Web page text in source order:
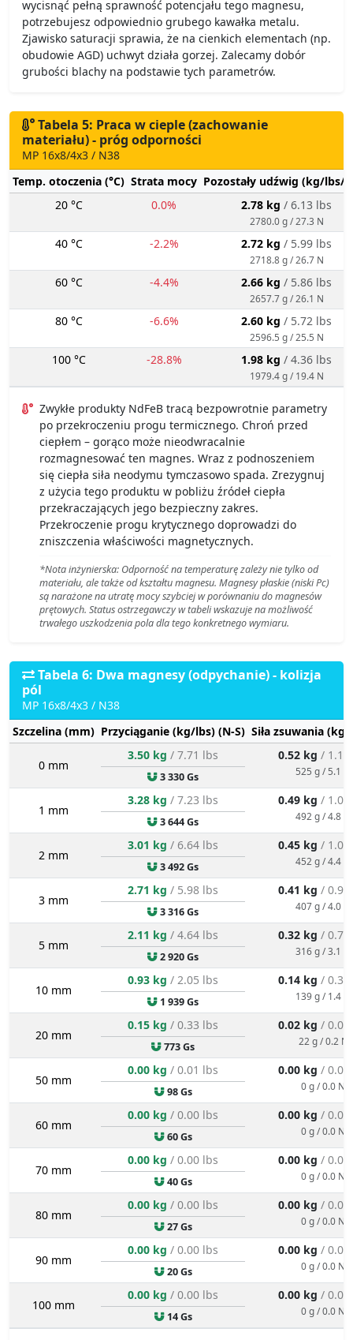
wycisnąć pełną sprawność potencjału tego magnesu,
potrzebujesz odpowiednio grubego kawałka metalu.
Zjawisko saturacji sprawia, że na cienkich elementach (np.
obudowie AGD) uchwyt działa gorzej. Zalecamy dobór
grubości blachy na podstawie tych parametrów.
Tabela 5: Praca w cieple (zachowanie
materiału) - próg odporności
MP 16x8/4x3 / N38
Temp. otoczenia (°C) Strata mocy Pozostały udźwig (kg/lbs/
20 °C
0.0% 2.78 kg / 6.13 lbs
2780.0 g / 27.3 N
40 °C -2.2% 2.72 kg / 5.99 lbs
2718.8 g / 26.7 N
60 °C -4.4% 2.66 kg / 5.86 lbs
2657.7 g / 26.1 N
80 °C -6.6% 2.60 kg / 5.72 lbs
2596.5 g / 25.5 N
100 °C -28.8% 1.98 kg / 4.36 lbs
1979.4 g / 19.4 N
Zwykłe produkty NdFeB tracą bezpowrotnie parametry
po przekroczeniu progu termicznego. Chroń przed
ciepłem – gorąco może nieodwracalnie
rozmagnesować ten magnes. Wraz z podnoszeniem
się ciepła siła neodymu tymczasowo spada. Zrezygnuj
z użycia tego produktu w pobliżu źródeł ciepła
przekraczających jego bezpieczny zakres.
Przekroczenie progu krytycznego doprowadzi do
zniszczenia właściwości magnetycznych.
*Nota inżynierska: Odporność na temperaturę zależy nie tylko od
materiału, ale także od kształtu magnesu. Magnesy płaskie (niski Pc)
są narażone na utratę mocy szybciej w porównaniu do magnesów
prętowych. Status ostrzegawczy w tabeli wskazuje na możliwość
trwałego uszkodzenia pola dla tego konkretnego wymiaru.
Tabela 6: Dwa magnesy (odpychanie) - kolizja
pól
MP 16x8/4x3 / N38
Szczelina (mm) Przyciąganie (kg/lbs) (N-S) Siła zsuwania
0 mm
3.50 kg / 7.71 lbs
3 330 Gs
0.52 kg / 1.16
525 g / 5.1 N
1 mm
3.28 kg / 7.23 lbs
3 644 Gs
0.49 kg / 1.08
492 g / 4.8 N
2 mm
3.01 kg / 6.64 lbs
3 492 Gs
0.45 kg / 1.00
452 g / 4.4 N
3 mm
2.71 kg / 5.98 lbs
3 316 Gs
0.41 kg / 0.90
407 g / 4.0 N
5 mm
2.11 kg / 4.64 lbs
2 920 Gs
0.32 kg / 0.70
316 g / 3.1 N
10 mm
0.93 kg / 2.05 lbs
1 939 Gs
0.14 kg / 0.31
139 g / 1.4 N
20 mm
0.15 kg / 0.33 lbs
773 Gs
0.02 kg / 0.05
22 g / 0.2 N
50 mm
0.00 kg / 0.01 lbs
98 Gs
0.00 kg / 0.00
0 g / 0.0 N
60 mm
0.00 kg / 0.00 lbs
60 Gs
0.00 kg / 0.00
0 g / 0.0 N
70 mm
0.00 kg / 0.00 lbs
40 Gs
0.00 kg / 0.00
0 g / 0.0 N
80 mm
0.00 kg / 0.00 lbs
27 Gs
0.00 kg / 0.00
0 g / 0.0 N
90 mm
0.00 kg / 0.00 lbs
20 Gs
0.00 kg / 0.00
0 g / 0.0 N
100 mm
0.00 kg / 0.00 lbs
14 Gs
0.00 kg / 0.00
0 g / 0.0 N